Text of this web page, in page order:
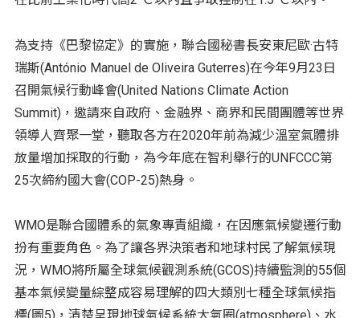
為支持《巴黎協定》的實施，聯合國秘書長安東尼歐·古特
瑞斯(António Manuel de Oliveira Guterres)在今年9月23日
召開氣候行動峰會(United Nations Climate Action
Summit)，邀請來自政府、金融界、商界和民間團體等世界
領導人齊聚一堂，聽取各方在2020年前為減少溫室氣體排
放量增加採取的行動，為今年底在智利舉行的UNFCCC第
25次締約國大會(COP-25)熱身。
WMO是聯合國體系的氣象專責組織，在因應氣候變遷行動
扮有重要角色。為了讓各界決策者和地球村民了解氣候現
況，WMO將所屬全球氣候觀測系統(GCOS)持續監測的55個
基本氣候變量綜整成容易理解的四大類別七種全球氣候指